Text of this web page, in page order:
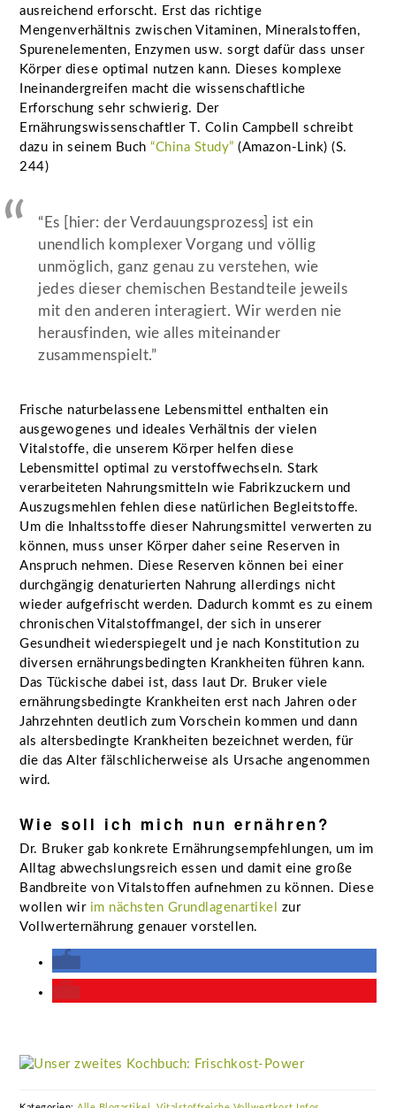
ausreichend erforscht. Erst das richtige
Mengenverhältnis zwischen Vitaminen, Mineralstoffen,
Spurenelementen, Enzymen usw. sorgt dafür dass unser
Körper diese optimal nutzen kann. Dieses komplexe
Ineinandergreifen macht die wissenschaftliche
Erforschung sehr schwierig. Der
Ernährungswissenschaftler T. Colin Campbell schreibt
dazu in seinem Buch“China Study” (Amazon-Link) (S.
244)
“Es [hier: der Verdauungsprozess] ist ein
unendlich komplexer Vorgang und völlig
unmöglich, ganz genau zu verstehen, wie
jedes dieser chemischen Bestandteile jeweils
mit den anderen interagiert. Wir werden nie
herausfinden, wie alles miteinander
zusammenspielt.”
Frische naturbelassene Lebensmittel enthalten ein
ausgewogenes und ideales Verhältnis der vielen
Vitalstoffe, die unserem Körper helfen diese
Lebensmittel optimal zu verstoffwechseln. Stark
verarbeiteten Nahrungsmitteln wie Fabrikzuckern und
Auszugsmehlen fehlen diese natürlichen Begleitstoffe.
Um die Inhaltsstoffe dieser Nahrungsmittel verwerten zu
können, muss unser Körper daher seine Reserven in
Anspruch nehmen. Diese Reserven können bei einer
durchgängig denaturierten Nahrung allerdings nicht
wieder aufgefrischt werden. Dadurch kommt es zu einem
chronischen Vitalstoffmangel, der sich in unserer
Gesundheit wiederspiegelt und je nach Konstitution zu
diversen ernährungsbedingten Krankheiten führen kann.
Das Tückische dabei ist, dass laut Dr. Bruker viele
ernährungsbedingte Krankheiten erst nach Jahren oder
Jahrzehnten deutlich zum Vorschein kommen und dann
als altersbedingte Krankheiten bezeichnet werden, für
die das Alter fälschlicherweise als Ursache angenommen
wird.
Wie soll ich mich nun ernähren?
Dr. Bruker gab konkrete Ernährungsempfehlungen, um im
Alltag abwechslungsreich essen und damit eine große
Bandbreite von Vitalstoffen aufnehmen zu können. Diese
wollen wir im nächsten Grundlagenartikel
zur
Vollwerternährung genauer vorstellen.